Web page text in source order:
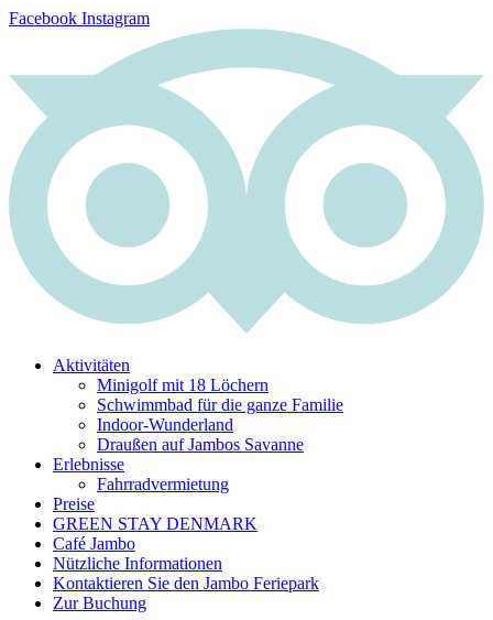
Facebook Instagram
Aktivitäten
Minigolf mit 18 Löchern
Schwimmbad für die ganze Familie
Indoor-Wunderland
Draußen auf Jambos Savanne
Erlebnisse
Fahrradvermietung
Preise
GREEN STAY DENMARK
Café Jambo
Nützliche Informationen
Kontaktieren Sie den Jambo Feriepark
Zur Buchung